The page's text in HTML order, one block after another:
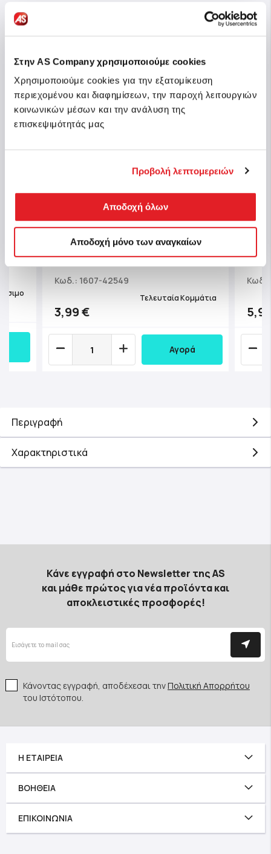
Στην AS Company χρησιμοποιούμε cookies
Χρησιμοποιούμε cookies για την εξατομίκευση
περιεχομένου και διαφημίσεων, την παροχή λειτουργιών
κοινωνικών μέσων και την ανάλυση της
επισκεψιμότητάς μας
Προβολή λεπτομερειών
Αποδοχή όλων
Αποδοχή μόνο των αναγκαίων
TY Beanie Balls Cruiser Χνουδωτή
Χελώνα Πράσινη
Κωδ.: 1607-42549
3,99 €
Τελευταία Κομμάτια
Αγορά
TY
Καφέ
Κωδ.:
Περιγραφή
Χαρακτηριστικά
Κάνε εγγραφή στο Newsletter της AS
και μάθε πρώτος για νέα προϊόντα και
αποκλειστικές προσφορές!
Κάνοντας εγγραφή, αποδέχεσαι τηνΠολιτική Απορρήτου
του Ιστότοπου.
Η ΕΤΑΙΡΕΊΑ
ΒΟΉΘΕΙΑ
ΕΠΙΚΟΙΝΩΝΊΑ